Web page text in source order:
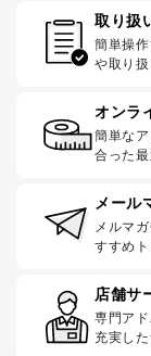
取り扱
簡単操
や取り
オンラ
簡単な
合った
メール
メルマ
すすめ
店舗サ
専門ア
充実し